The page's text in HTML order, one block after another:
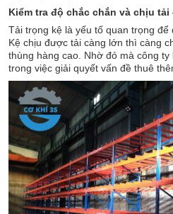
Kiểm tra độ chắc chắn và chịu tải
Tải trọng kệ là yếu tố quan trọng để
Kệ chịu được tải càng lớn thì càng
thùng hàng cao. Nhờ đó mà công
trong việc giải quyết vấn đề thuê